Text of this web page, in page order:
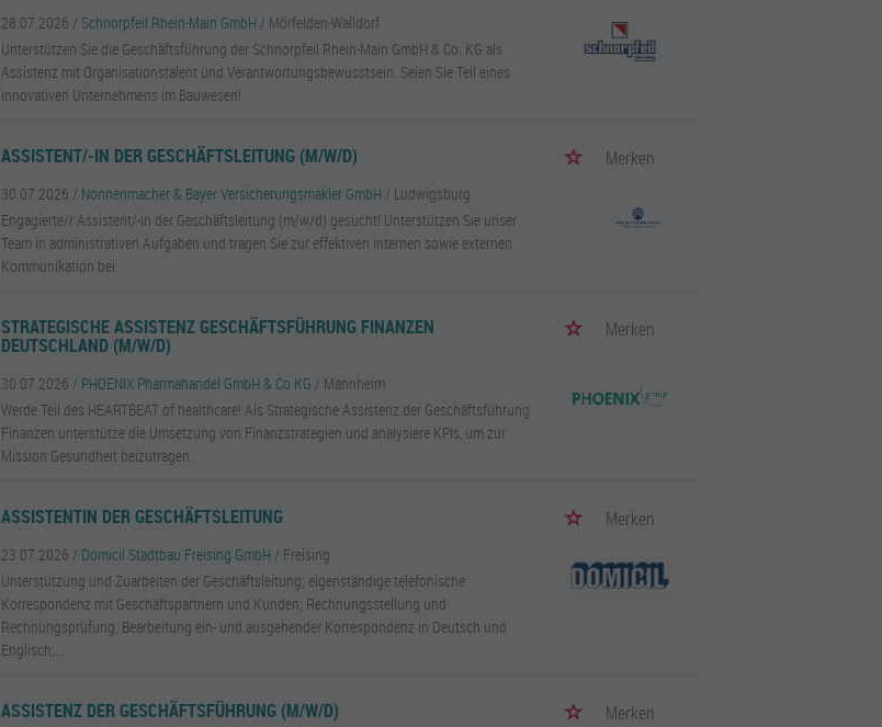
28.07.2026 / Schnorpfeil Rhein-Main GmbH / Mörfelden-Walldorf
Unterstützen Sie die Geschäftsführung der Schnorpfeil Rhein-Main GmbH & Co. KG als
Assistenz mit Organisationstalent und Verantwortungsbewusstsein. Seien Sie Teil eines
innovativen Unternehmens im Bauwesen!
ASSISTENT/-IN DER GESCHÄFTSLEITUNG (M/W/D) Merken
30.07.2026 / Nonnenmacher & Bayer Versicherungsmakler GmbH / Ludwigsburg
Engagierte/r Assistent/-in der Geschäftsleitung (m/w/d) gesucht! Unterstützen Sie unser
Team in administrativen Aufgaben und tragen Sie zur effektiven internen sowie externen
Kommunikation bei.
STRATEGISCHE ASSISTENZ GESCHÄFTSFÜHRUNG FINANZEN
DEUTSCHLAND (M/W/D)
Merken
30.07.2026 / PHOENIX Pharmahandel GmbH & Co KG / Mannheim
Werde Teil des HEARTBEAT of healthcare! Als Strategische Assistenz der Geschäftsführung
Finanzen unterstütze die Umsetzung von Finanzstrategien und analysiere KPIs, um zur
Mission Gesundheit beizutragen.
ASSISTENTIN DER GESCHÄFTSLEITUNG Merken
23.07.2026 / Domicil Stadtbau Freising GmbH / Freising
Unterstützung und Zuarbeiten der Geschäftsleitung; eigenständige telefonische
Korrespondenz mit Geschäftspartnern und Kunden; Rechnungsstellung und
Rechnungsprüfung; Bearbeitung ein- und ausgehender Korrespondenz in Deutsch und
Englisch;...
ASSISTENZ DER GESCHÄFTSFÜHRUNG (M/W/D) Merken